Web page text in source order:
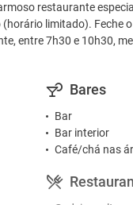
restaurante
limitado). Feche
entre 7h30 e 10h30,
Bares
Bar
Bar interior
Café/chá nas